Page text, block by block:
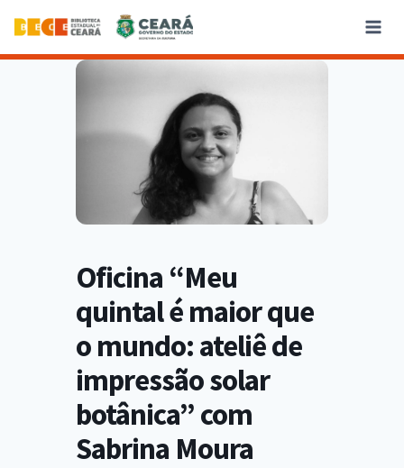
Oficina “Meu
quintal é maior que
o mundo: ateliê de
impressão solar
botânica” com
Sabrina Moura